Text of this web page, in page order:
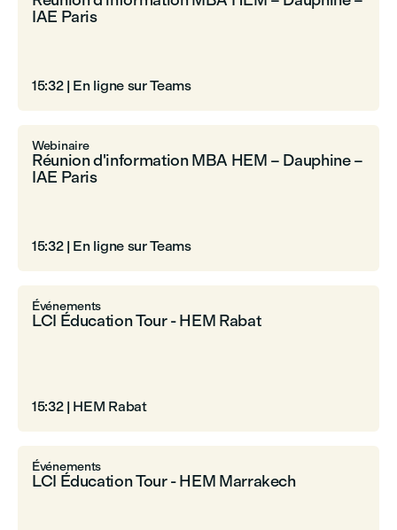
IAE Paris
15:32| En ligne sur Teams
Webinaire
Réunion d'information MBA HEM – Dauphine –
IAE Paris
15:32| En ligne sur Teams
Événements
LCI Éducation Tour - HEM Rabat
15:32| HEM Rabat
Événements
LCI Éducation Tour - HEM Marrakech